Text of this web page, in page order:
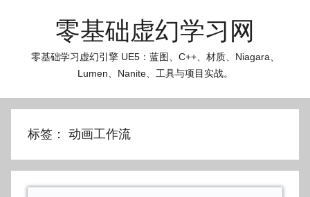
零基础虚幻学习网
零基础学习虚幻引擎 UE5：蓝图、C++、材质、Niagara、
Lumen、Nanite、工具与项目实战。
标签： 动画工作流